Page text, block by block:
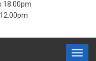
18.00pm